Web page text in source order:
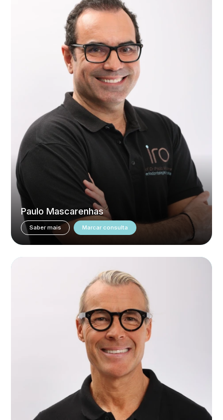
Paulo Mascarenhas
Saber mais Marcar consulta